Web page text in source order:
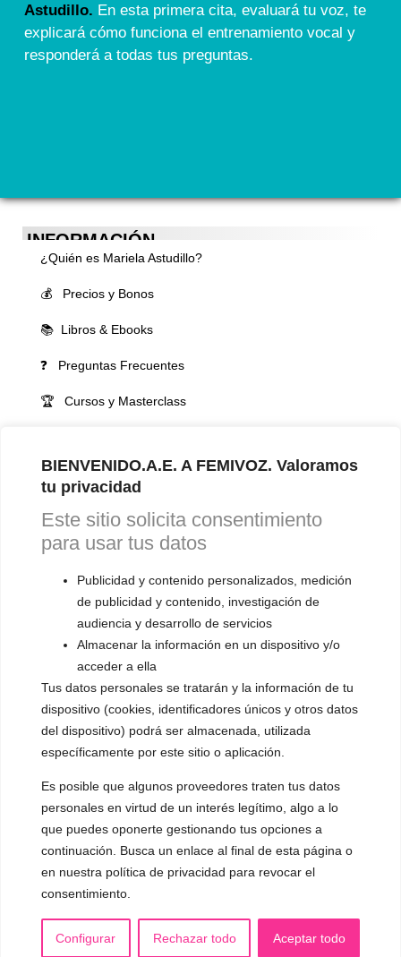
BIENVENIDO.A.E. A FEMIVOZ. Valoramos
tu privacidad
Este sitio solicita consentimiento
para usar tus datos
Publicidad y contenido personalizados, medición
de publicidad y contenido, investigación de
audiencia y desarrollo de servicios
Almacenar la información en un dispositivo y/o
acceder a ella
Tus datos personales se tratarán y la información de tu
dispositivo (cookies, identificadores únicos y otros datos
del dispositivo) podrá ser almacenada, utilizada
específicamente por este sitio o aplicación.
Es posible que algunos proveedores traten tus datos
personales en virtud de un interés legítimo, algo a lo
que puedes oponerte gestionando tus opciones a
continuación. Busca un enlace al final de esta página o
en nuestra política de privacidad para revocar el
consentimiento.
Configurar Rechazar todo Aceptar todo
Astudillo. En esta primera cita, evaluará tu voz, te
explicará cómo funciona el entrenamiento vocal y
responderá a todas tus preguntas.
INFORMACIÓN
¿Quién es Mariela Astudillo?
💰 Precios y Bonos
📚 Libros & Ebooks
❓ Preguntas Frecuentes
🏆 Cursos y Masterclass
▪️ Feminización de la voz
▪️ Neutralización de la voz
▪️ Dualización de la voz
▪️ Androginización de la voz
OTRAS SESIONES
▪️ Caracterización de la voz
▪️ Voz virilizada por esteroides
▪️ Modificación del acento
CONTACTO Y CITAS
✅Pide tu CITA ONLINE
WhatsApp :+34 625 14 46 47